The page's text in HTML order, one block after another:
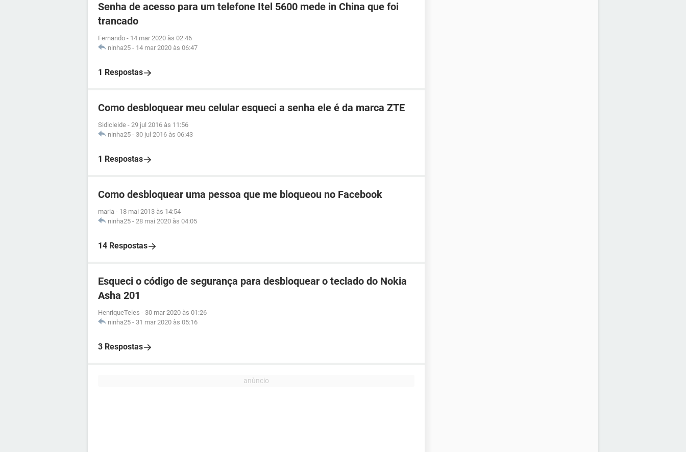
Senha de acesso para um telefone Itel 5600 mede in China que foi
trancado
Fernando - 14 mar 2020 às 02:46
ninha25 - 14 mar 2020 às 06:47
1 Respostas
Como desbloquear meu celular esqueci a senha ele é da marca ZTE
Sidicleide - 29 jul 2016 às 11:56
ninha25 - 30 jul 2016 às 06:43
1 Respostas
Como desbloquear uma pessoa que me bloqueou no Facebook
maria - 18 mai 2013 às 14:54
ninha25 - 28 mai 2020 às 04:05
14 Respostas
Esqueci o código de segurança para desbloquear o teclado do Nokia
Asha 201
HenriqueTeles - 30 mar 2020 às 01:26
ninha25 - 31 mar 2020 às 05:16
3 Respostas